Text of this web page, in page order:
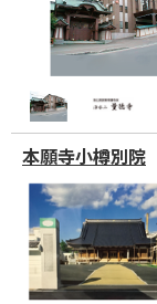
本願寺小樽別院